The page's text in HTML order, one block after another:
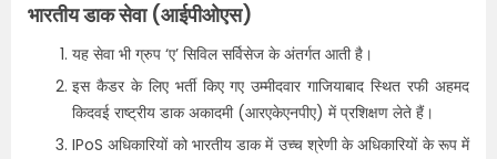
भारतीय डाक सेवा (आईपीओएस)
यह सेवा भी ग्रुप ‘ए’ सिविल सर्विसेज के अंतर्गत आती है।
इस कैडर के लिए भर्ती किए गए उम्मीदवार गाजियाबाद स्थित रफी अहमद
किदवई राष्ट्रीय डाक अकादमी (आरएकेएनपीए) में प्रशिक्षण लेते हैं।
IPoS अधिकारियों को भारतीय डाक में उच्च श्रेणी के अधिकारियों के रूप में